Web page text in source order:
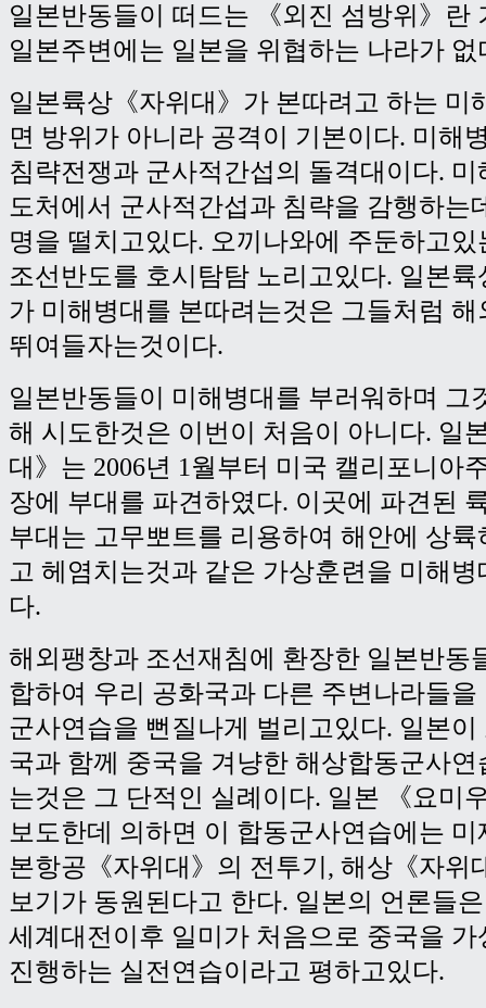
일본반동들이 떠드는 《외진 섬방위》란
일본주변에는 일본을 위협하는 나라가 없
일본륙상《자위대》가 본따려고 하는 미
면 방위가 아니라 공격이 기본이다. 미해
침략전쟁과 군사적간섭의 돌격대이다.
도처에서 군사적간섭과 침략을 감행하는
명을 떨치고있다. 오끼나와에 주둔하고
조선반도를 호시탐탐 노리고있다. 일본
가 미해병대를 본따려는것은 그들처럼
뛰여들자는것이다.
일본반동들이 미해병대를 부러워하며 그
해 시도한것은 이번이 처음이 아니다. 일
대》는 2006년 1월부터 미국 캘리포니아
장에 부대를 파견하였다. 이곳에 파견된
부대는 고무뽀트를 리용하여 해안에 상
고 헤염치는것과 같은 가상훈련을 미해
다.
해외팽창과 조선재침에 환장한 일본반동
합하여 우리 공화국과 다른 주변나라들
군사연습을 뻔질나게 벌리고있다. 일본이
국과 함께 중국을 겨냥한 해상합동군사
는것은 그 단적인 실례이다. 일본 《요미
보도한데 의하면 이 합동군사연습에는 미
본항공《자위대》의 전투기, 해상《자위
보기가 동원된다고 한다. 일본의 언론들
세계대전이후 일미가 처음으로 중국을
진행하는 실전연습이라고 평하고있다.